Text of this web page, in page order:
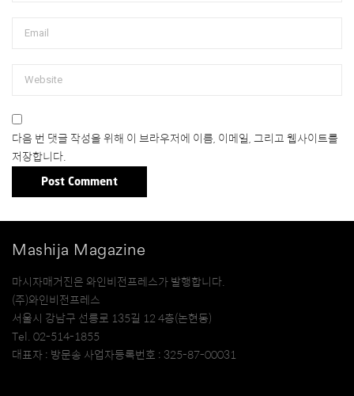
다음 번 댓글 작성을 위해 이 브라우저에 이름, 이메일, 그리고 웹사이트를
저장합니다.
Mashija Magazine
마시자매거진은 와인비전프레스가 발행합니다.
(주)와인비전프레스
서울시 강남구 선릉로 135길 12 4층(논현동)
Tel. 02-514-1855
대표자 : 방문송 사업자등록번호 : 325-87-00031